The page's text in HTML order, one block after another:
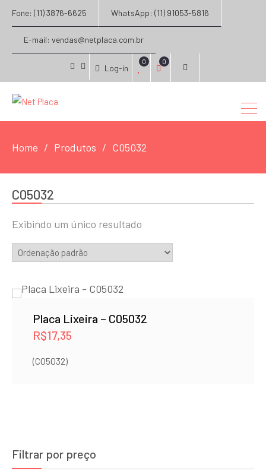
Fone: (11) 3876-6625 WhatsApp: (11) 91053-5816
E-mail: vendas@netplaca.com.br
facebook
instagram
Log-in
0 0
Home Produtos C05032
C05032
Exibindo um único resultado
Placa Lixeira – C05032
R$17,35
(C05032)
Filtrar por preço